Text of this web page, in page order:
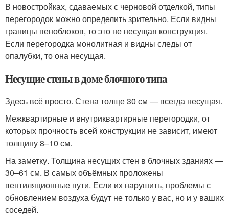
В новостройках, сдаваемых с черновой отделкой, типы
перегородок можно определить зрительно. Если видны
границы пеноблоков, то это не несущая конструкция.
Если перегородка монолитная и видны следы от
опалубки, то она несущая.
Несущие стены в доме блочного типа
Здесь всё просто. Стена толще 30 см — всегда несущая.
Межквартирные и внутриквартирные перегородки, от
которых прочность всей конструкции не зависит, имеют
толщину 8–10 см.
На заметку. Толщина несущих стен в блочных зданиях —
30–61 см. В самых объёмных проложены
вентиляционные пути. Если их нарушить, проблемы с
обновлением воздуха будут не только у вас, но и у ваших
соседей.